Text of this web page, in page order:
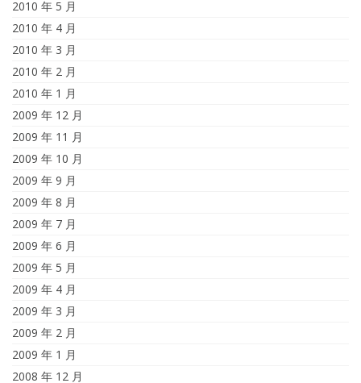
2010 年 5 月
2010 年 4 月
2010 年 3 月
2010 年 2 月
2010 年 1 月
2009 年 12 月
2009 年 11 月
2009 年 10 月
2009 年 9 月
2009 年 8 月
2009 年 7 月
2009 年 6 月
2009 年 5 月
2009 年 4 月
2009 年 3 月
2009 年 2 月
2009 年 1 月
2008 年 12 月